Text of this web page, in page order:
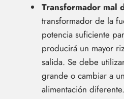
Transformador mal
transformador de la
potencia suficiente
producirá un mayor
salida. Se debe
grande o cambiar a
alimentación diferente.